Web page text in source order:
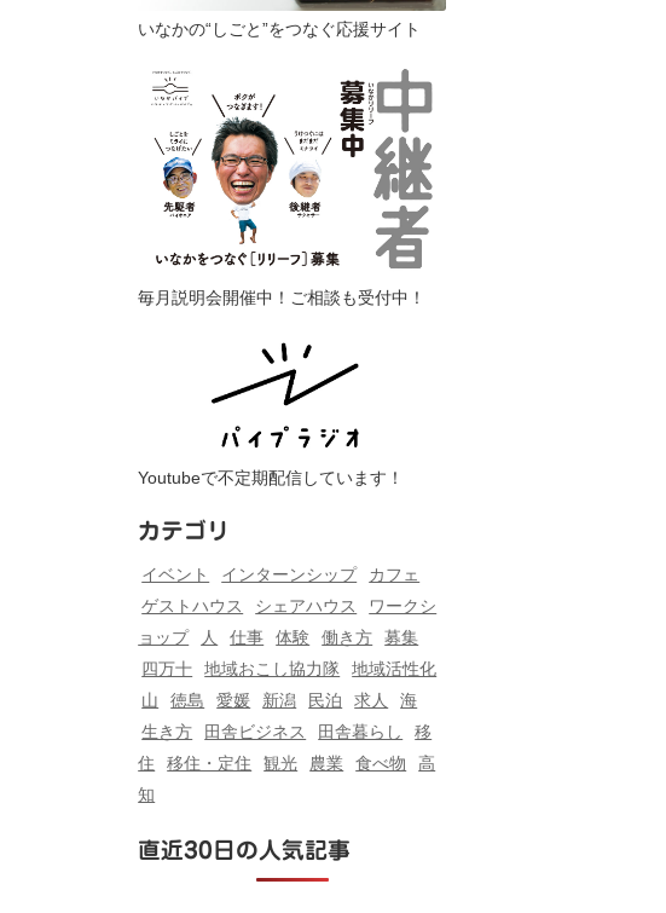
いなかの“しごと”をつなぐ応援サイト
毎月説明会開催中！ご相談も受付中！
Youtubeで不定期配信しています！
カテゴリ
イベント インターンシップ
カフェ
ゲストハウス
シェアハウス
ワークシ
ョップ
人 仕事 体験 働き方
募集
四万十
地域おこし協力隊
地域活性化
山
徳島 愛媛 新潟 民泊 求人
海
生き方
田舎ビジネス 田舎暮らし
移
住
移住・定住 観光 農業 食べ物
高
知
直近30日の人気記事